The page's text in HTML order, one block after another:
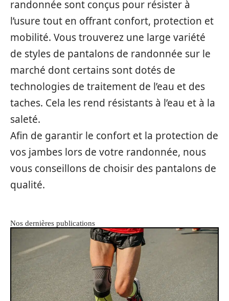
randonnée sont conçus pour résister à
l’usure tout en offrant confort, protection et
mobilité. Vous trouverez une large variété
de styles de pantalons de randonnée sur le
marché dont certains sont dotés de
technologies de traitement de l’eau et des
taches. Cela les rend résistants à l’eau et à la
saleté.
Afin de garantir le confort et la protection de
vos jambes lors de votre randonnée, nous
vous conseillons de choisir des pantalons de
qualité.
Nos dernières publications